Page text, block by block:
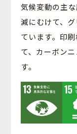
気候変動の主
減にむけて、
ています。印
て、カーボン
す。